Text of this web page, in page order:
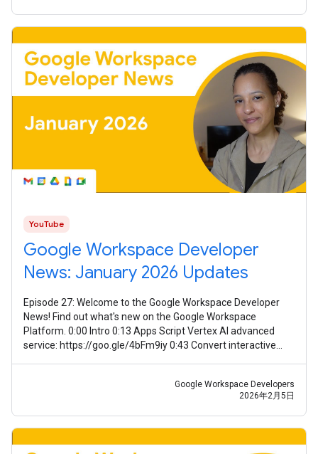
YouTube
Google Workspace Developer
News: January 2026 Updates
Episode 27: Welcome to the Google Workspace Developer
News! Find out what's new on the Google Workspace
Platform. 0:00 Intro 0:13 Apps Script Vertex AI advanced
service: https://goo.gle/4bFm9iy 0:43 Convert interactive
Google Workspace Developers
2026年2月5日